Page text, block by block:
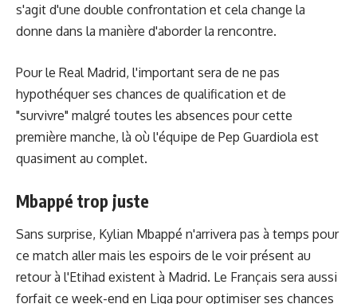
s'agit d'une double confrontation et cela change la
donne dans la manière d'aborder la rencontre.
Pour le Real Madrid, l'important sera de ne pas
hypothéquer ses chances de qualification et de
"survivre" malgré toutes les absences pour cette
première manche, là où l'équipe de Pep Guardiola est
quasiment au complet.
Mbappé trop juste
Sans surprise, Kylian Mbappé n'arrivera pas à temps pour
ce match aller mais les espoirs de le voir présent au
retour à l'Etihad existent à Madrid. Le Français sera aussi
forfait ce week-end en Liga pour optimiser ses chances